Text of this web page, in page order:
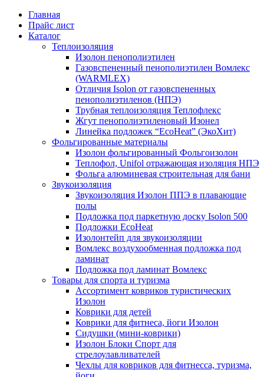
Главная
Прайс лист
Каталог
Теплоизоляция
Изолон пенополиэтилен
Газовспененный пенополиэтилен Вомлекс
(WARMLEX)
Отличия Isolon от газовспененных
пенополиэтиленов (НПЭ)
Трубная теплоизоляция Теплофлекс
Жгут пенополиэтиленовый Изонел
Линейка подложек “EcoHeat” (ЭкоХит)
Фольгированные материалы
Изолон фольгированный Фольгоизолон
Теплофол, Unifol отражающая изоляция НПЭ
Фольга алюминевая строительная для бани
Звукоизоляция
Звукоизоляция Изолон ППЭ в плавающие
полы
Подложка под паркетную доску Isolon 500
Подложки EcoHeat
Изолонтейп для звукоизоляции
Вомлекс воздухообменная подложка под
ламинат
Подложка под ламинат Вомлекс
Товары для спорта и туризма
Ассортимент ковриков туристических
Изолон
Коврики для детей
Коврики для фитнеса, йоги Изолон
Сидушки (мини-коврики)
Изолон Блоки Спорт для
стрелоулавливателей
Чехлы для ковриков для фитнесса, туризма,